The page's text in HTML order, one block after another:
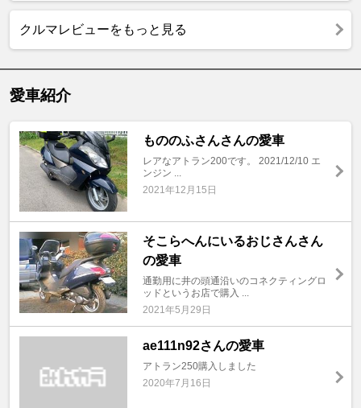
クルマレビューをもっと見る
愛車紹介
もののふさんさんの愛車
レアなアトラン200です。 2021/12/10 エ
ンジン ...
2021年12月15日
そこらへんにいるおじさんさん
の愛車
通勤用に井の頭通沿いのコネクティングロ
ッドというお店で購入 ...
2021年5月29日
ae111n92さんの愛車
アトラン250購入しました
2020年7月16日